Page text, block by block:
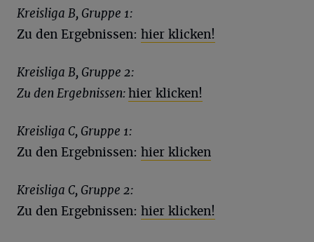
Kreisliga B, Gruppe 1:
Zu den Ergebnissen: hier klicken!
Kreisliga B, Gruppe 2:
Zu den Ergebnissen:hier klicken!
Kreisliga C, Gruppe 1:
Zu den Ergebnissen: hier klicken
Kreisliga C, Gruppe 2:
Zu den Ergebnissen: hier klicken!